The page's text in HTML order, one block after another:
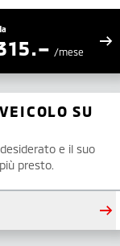
/mese
SU
e il suo
presto.